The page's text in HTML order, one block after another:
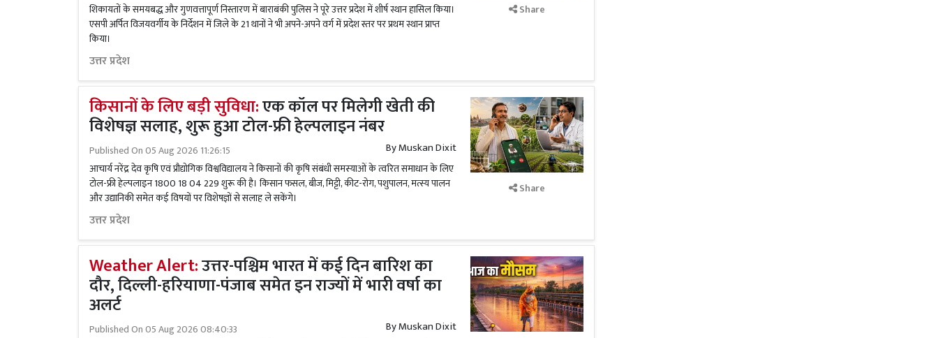
शिकायतों के समयबद्ध और गुणवत्तापूर्ण निस्तारण में बाराबंकी पुलिस ने पूरे उत्तर प्रदेश में शीर्ष स्थान हासिल किया।
एसपी अर्पित विजयवर्गीय के निर्देशन में जिले के 21 थानों ने भी अपने-अपने वर्ग में प्रदेश स्तर पर प्रथम स्थान प्राप्त
किया।
उत्तर प्रदेश
Share
किसानों के लिए बड़ी सुविधा:एक कॉल पर मिलेगी खेती की
विशेषज्ञ सलाह, शुरू हुआ टोल-फ्री हेल्पलाइन नंबर
Published On05 Aug 2026 11:26:15 ByMuskan Dixit
आचार्य नरेंद्र देव कृषि एवं प्रौद्योगिक विश्वविद्यालय ने किसानों की कृषि संबंधी समस्याओं के त्वरित समाधान के लिए
टोल-फ्री हेल्पलाइन 1800 18 04 229 शुरू की है। किसान फसल, बीज, मिट्टी, कीट-रोग, पशुपालन, मत्स्य पालन
और उद्यानिकी समेत कई विषयों पर विशेषज्ञों से सलाह ले सकेंगे।
उत्तर प्रदेश
Share
Weather Alert:उत्तर-पश्चिम भारत में कई दिन बारिश का
दौर, दिल्ली-हरियाणा-पंजाब समेत इन राज्यों में भारी वर्षा का
अलर्ट
Published On05 Aug 2026 08:40:33 ByMuskan Dixit